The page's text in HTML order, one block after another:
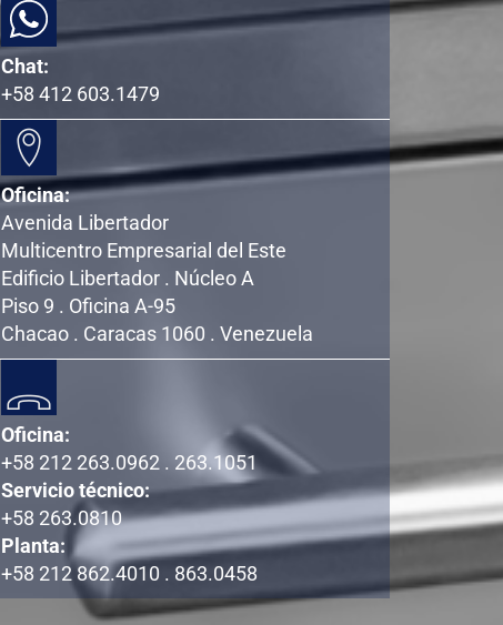
Chat:
+58 412 603.1479
Oficina:
Avenida Libertador
Multicentro Empresarial del Este
Edificio Libertador . Núcleo A
Piso 9 . Oficina A-95
Chacao . Caracas 1060 . Venezuela
Oficina:
+58 212 263.0962 . 263.1051
Servicio técnico:
+58 263.0810
Planta:
+58 212 862.4010 . 863.0458